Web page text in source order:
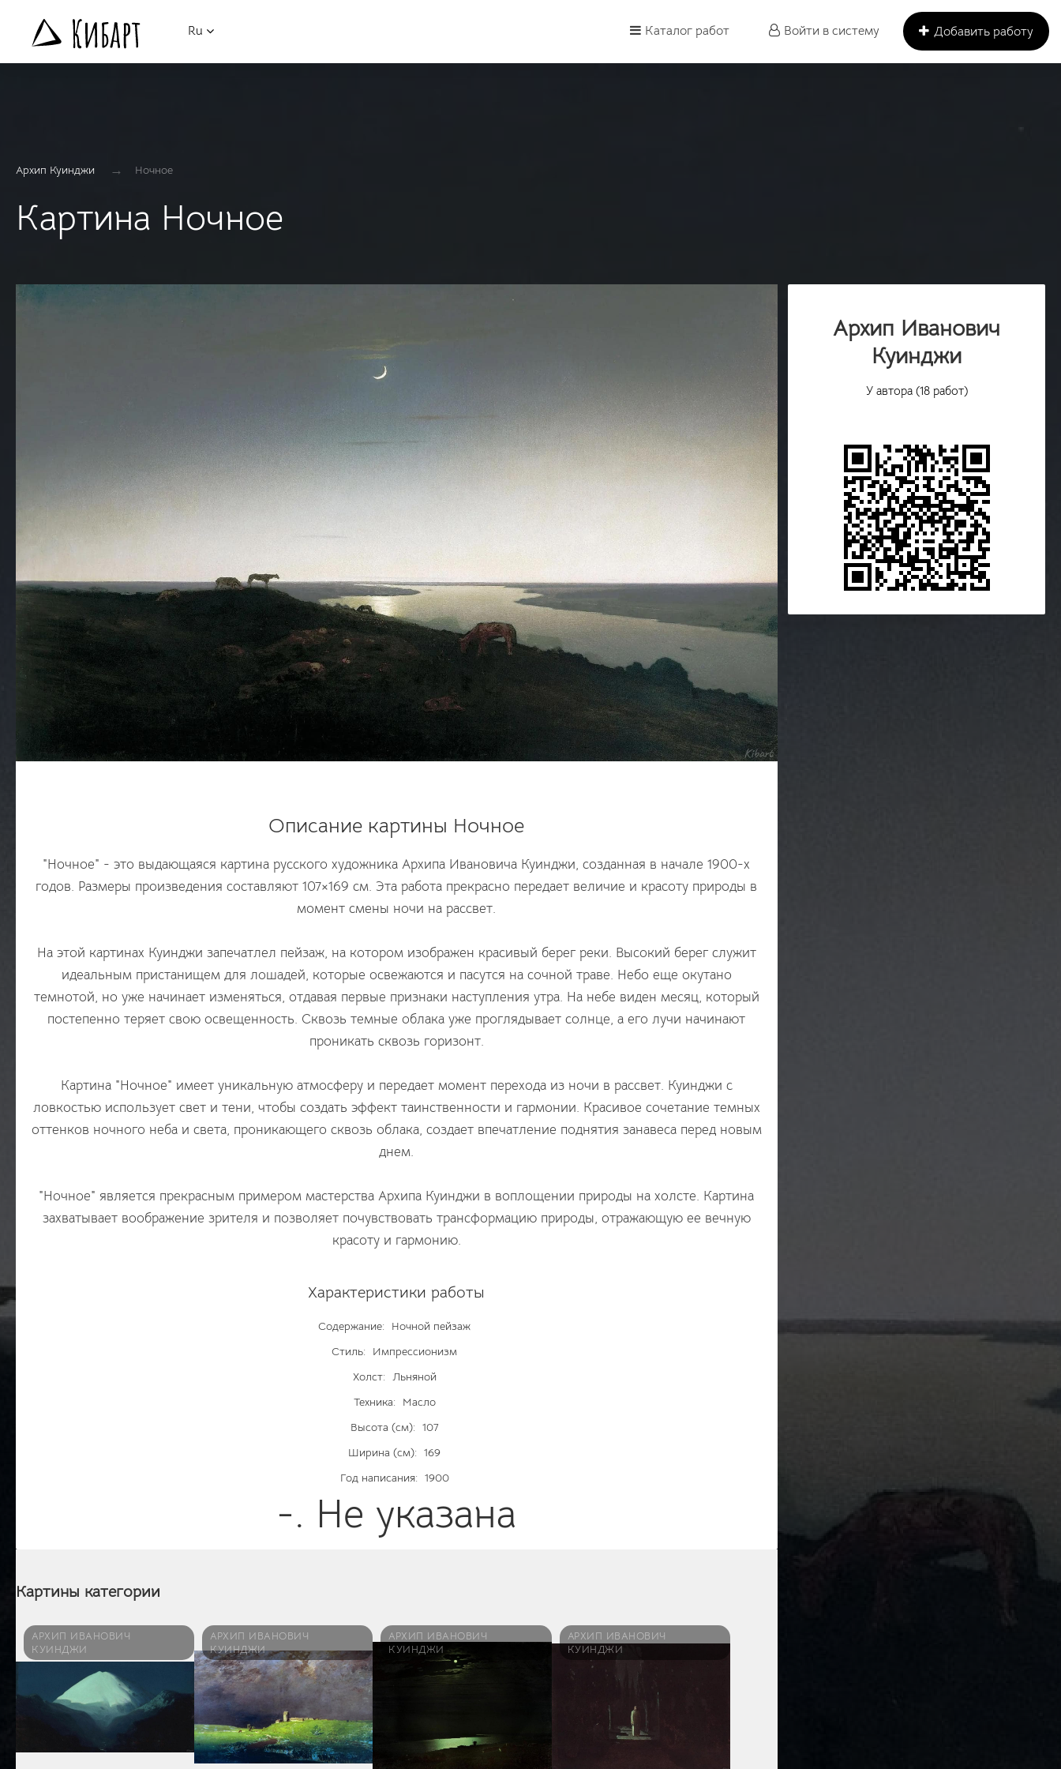
Ru Добавить работу
Каталог работ Войти в систему
Архип Куинджи → Ночное
Картина Ночное
Описание картины Ночное
"Ночное" - это выдающаяся картина русского художника Архипа Ивановича Куинджи, созданная в начале 1900-х
годов. Размеры произведения составляют 107×169 см. Эта работа прекрасно передает величие и красоту природы в
момент смены ночи на рассвет.
На этой картинах Куинджи запечатлел пейзаж, на котором изображен красивый берег реки. Высокий берег служит
идеальным пристанищем для лошадей, которые освежаются и пасутся на сочной траве. Небо еще окутано
темнотой, но уже начинает изменяться, отдавая первые признаки наступления утра. На небе виден месяц, который
постепенно теряет свою освещенность. Сквозь темные облака уже проглядывает солнце, а его лучи начинают
проникать сквозь горизонт.
Картина "Ночное" имеет уникальную атмосферу и передает момент перехода из ночи в рассвет. Куинджи с
ловкостью использует свет и тени, чтобы создать эффект таинственности и гармонии. Красивое сочетание темных
оттенков ночного неба и света, проникающего сквозь облака, создает впечатление поднятия занавеса перед новым
днем.
"Ночное" является прекрасным примером мастерства Архипа Куинджи в воплощении природы на холсте. Картина
захватывает воображение зрителя и позволяет почувствовать трансформацию природы, отражающую ее вечную
красоту и гармонию.
Характеристики работы
Содержание:
Ночной пейзаж
Стиль:
Импрессионизм
Холст: Льняной
Техника:
Масло
Высота (см): 107
Ширина (см): 169
Год написания: 1900
-. Не указана
Архип Иванович
Куинджи
У автора (18 работ)
Картины категории
АРХИП ИВАНОВИЧ
КУИНДЖИ
АРХИП ИВАНОВИЧ
КУИНДЖИ
АРХИП ИВАНОВИЧ
КУИНДЖИ
АРХИП ИВАНОВИЧ
КУИНДЖИ